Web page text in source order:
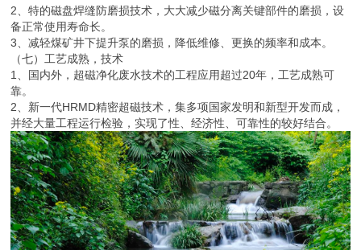
成都源蓉科技有限公司专注于超磁水污染治理成套设备的研发，设
计，生产，销售及工程技术服务，主要技术人员熟知国内外超磁净化
技术的发展，参与主持了我国超磁技术的开发，更新换代，是核心发
明人之一。